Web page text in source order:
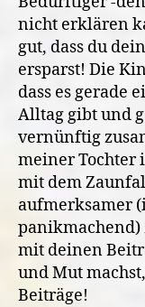
nicht erklären
gut, dass du
ersparst! Die
dass es gerade
Alltag gibt und
vernünftig
meiner Tochter
mit dem
aufmerksamer
panikmachend)
mit deinen
und Mut
Beiträge!